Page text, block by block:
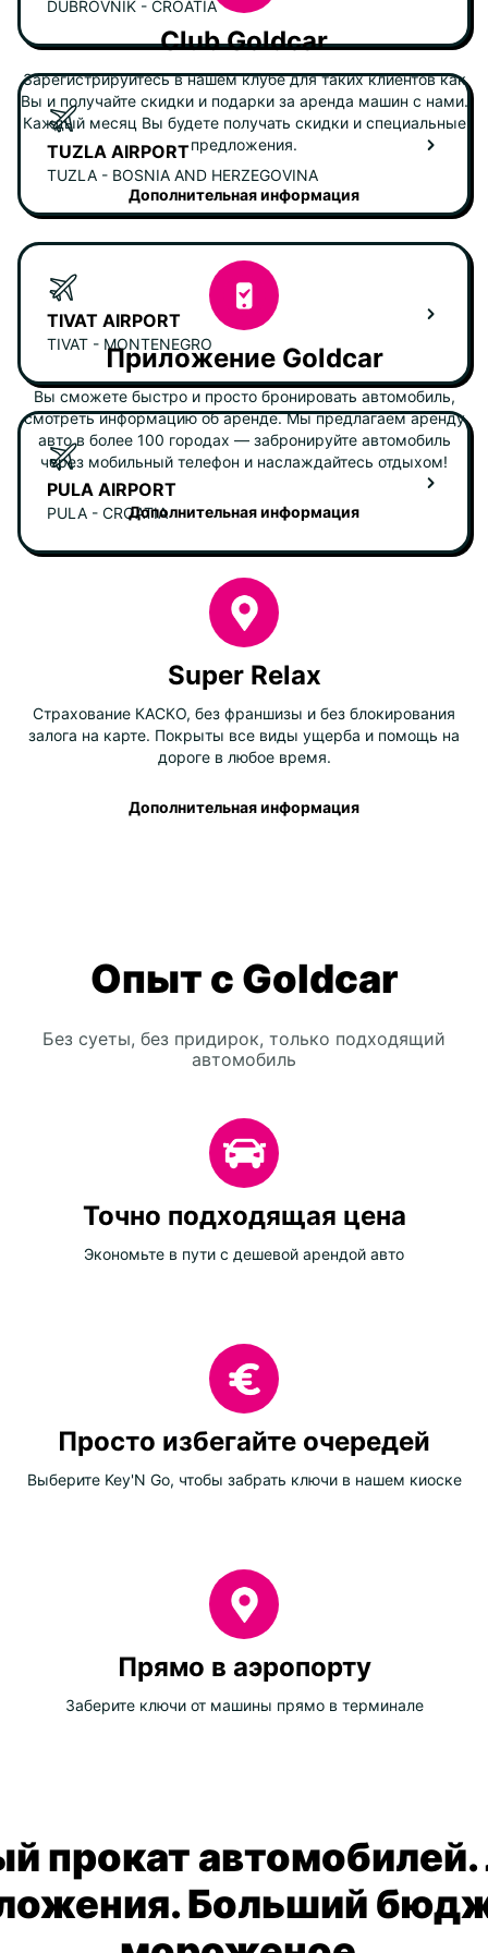
DUBROVNIK - CROATIA
TUZLA AIRPORT
TUZLA - BOSNIA AND HERZEGOVINA
TIVAT AIRPORT
TIVAT - MONTENEGRO
PULA AIRPORT
PULA - CROATIA
Club Goldcar
Зарегистрируйтесь в нашем клубе для таких клиентов как
Вы и получайте скидки и подарки за аренда машин с нами.
Каждый месяц Вы будете получать скидки и специальные
предложения.
Дополнительная информация
Приложение Goldcar
Вы сможете быстро и просто бронировать автомобиль,
смотреть информацию об аренде. Мы предлагаем аренду
авто в более 100 городах — забронируйте автомобиль
через мобильный телефон и наслаждайтесь отдыхом!
Дополнительная информация
Super Relax
Страхование КАСКО, без франшизы и без блокирования
залога на карте. Покрыты все виды ущерба и помощь на
дороге в любое время.
Дополнительная информация
Опыт с Goldcar
Без суеты, без придирок, только подходящий
автомобиль
Точно подходящая цена
Экономьте в пути с дешевой арендой авто
Просто избегайте очередей
Выберите Key'N Go, чтобы забрать ключи в нашем киоске
Прямо в аэропорту
Заберите ключи от машины прямо в терминале
прокат
Больший